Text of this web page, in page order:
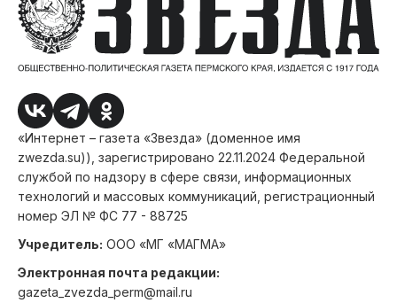
«Интернет – газета «Звезда» (доменное имя
zwezda.su)), зарегистрировано 22.11.2024 Федеральной
службой по надзору в сфере связи, информационных
технологий и массовых коммуникаций, регистрационный
номер ЭЛ № ФС 77 - 88725
Учредитель: ООО «МГ «МАГМА»
Электронная почта редакции:
gazeta_zvezda_perm@mail.ru